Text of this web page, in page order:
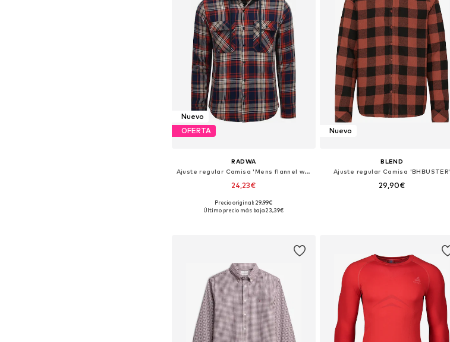
Nuevo
OFERTA
RADWA
Ajuste regular Camisa 'Mens flannel with hooddie'
24,23€
+1
Tallas disponibles: S, M, L, XL
Precio original: 29,99€
Último precio más bajo:23,39€
Nuevo
BLEND
Ajuste regular Camisa 'BHBUSTER'
29,90€